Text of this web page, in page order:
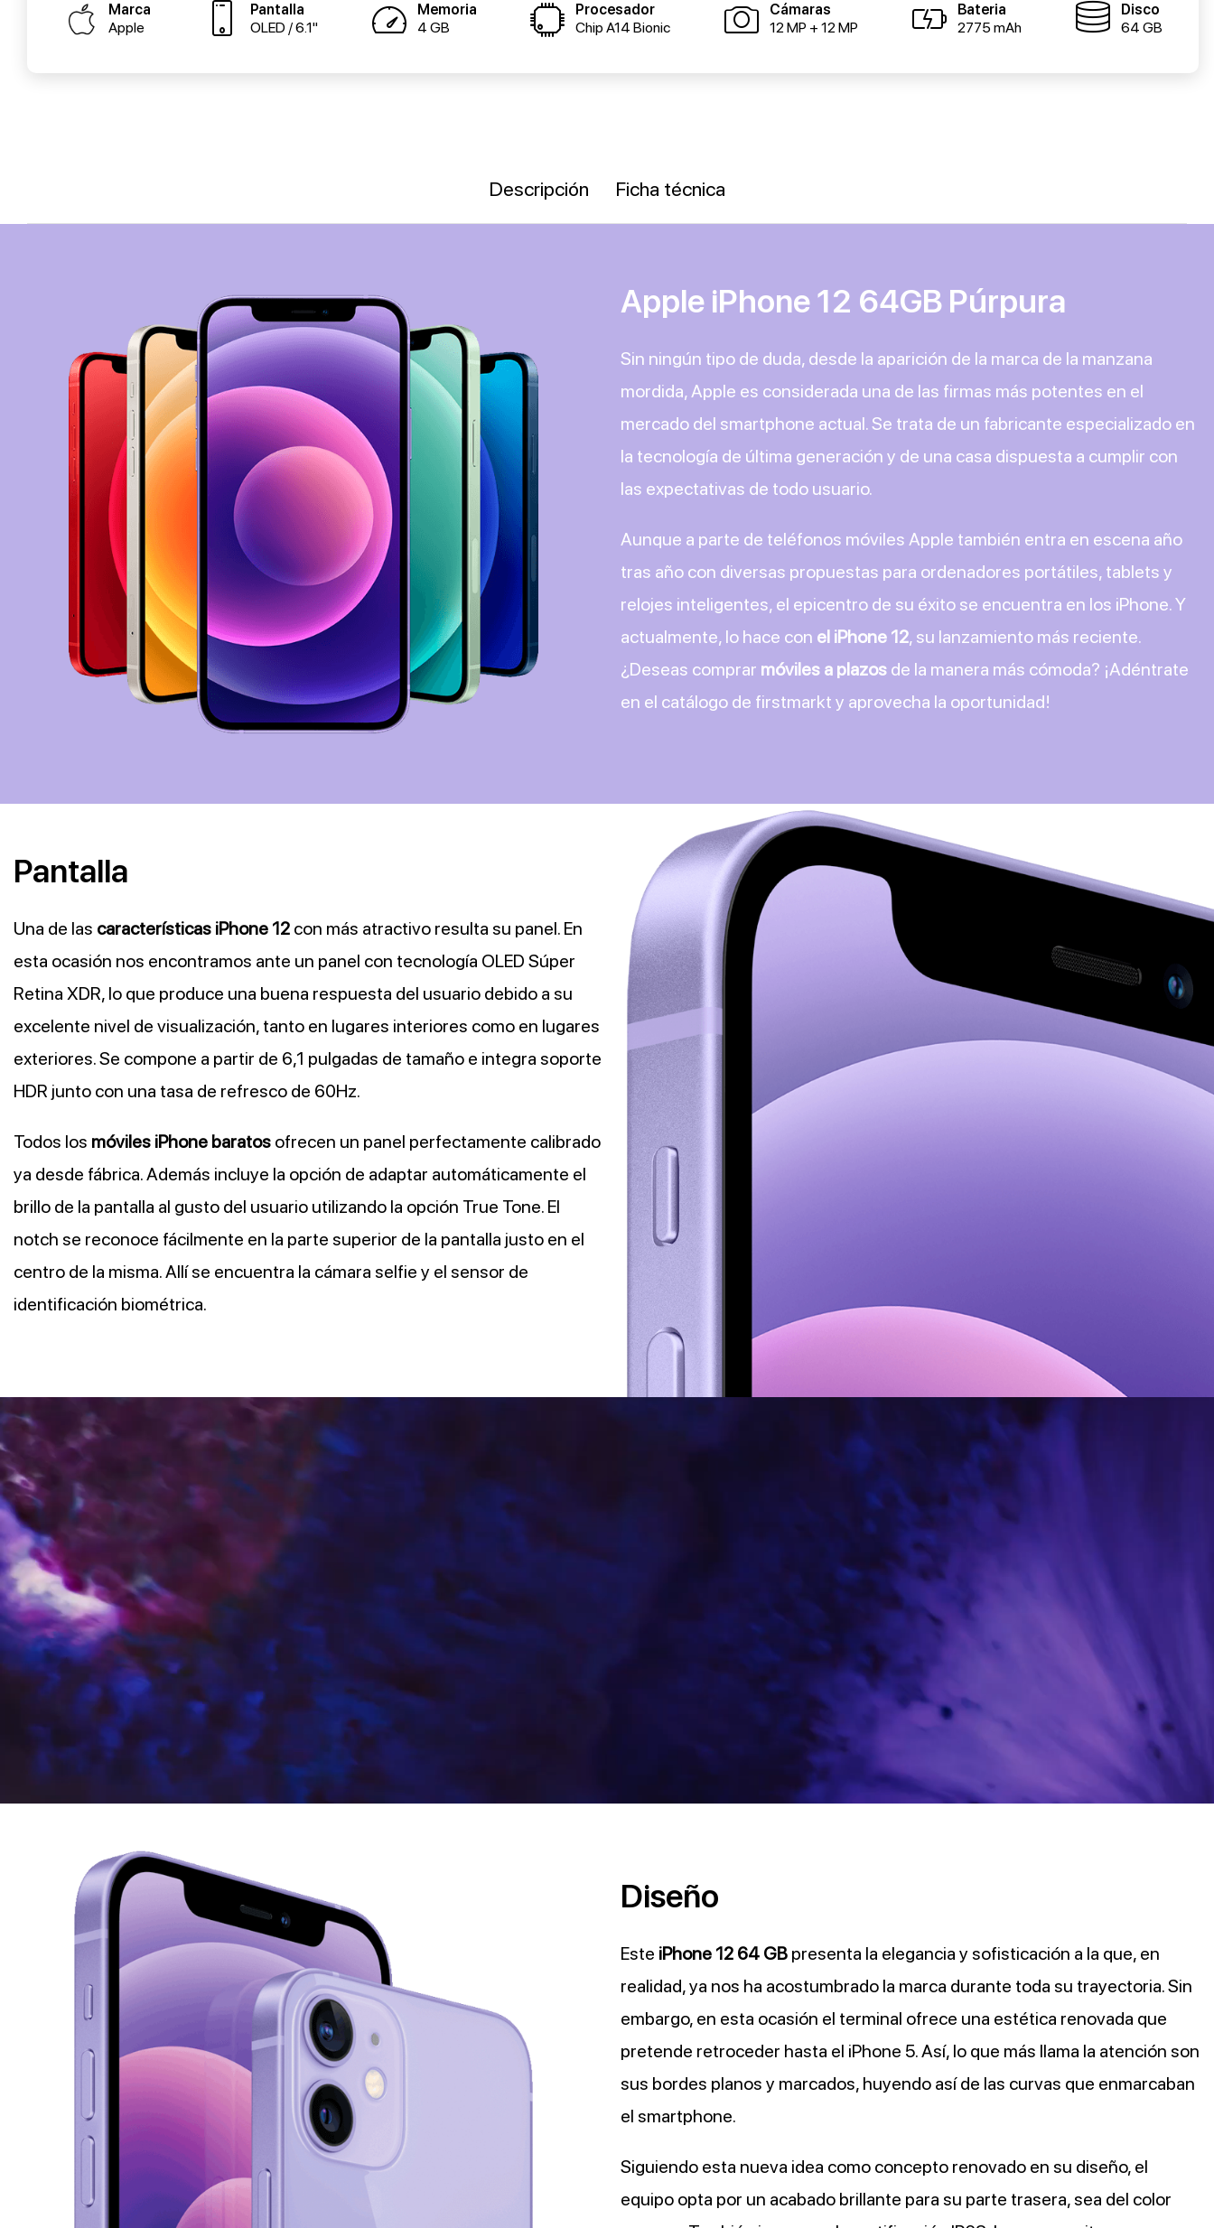
Marca
Apple
Pantalla
OLED / 6.1"
Memoria
4 GB
Procesador
Chip A14 Bionic
Cámaras
12 MP + 12 MP
Bateria
2775 mAh
Disco
64 GB
Descripción Ficha técnica
Apple iPhone 12 64GB Púrpura
Sin ningún tipo de duda, desde la aparición de la marca de la manzana
mordida, Apple es considerada una de las firmas más potentes en el
mercado del smartphone actual. Se trata de un fabricante especializado en
la tecnología de última generación y de una casa dispuesta a cumplir con
las expectativas de todo usuario.
Aunque a parte de teléfonos móviles Apple también entra en escena año
tras año con diversas propuestas para ordenadores portátiles, tablets y
relojes inteligentes, el epicentro de su éxito se encuentra en los iPhone. Y
actualmente, lo hace con el iPhone 12, su lanzamiento más reciente.
¿Deseas comprar móviles a plazos de la manera más cómoda? ¡Adéntrate
en el catálogo de firstmarkt y aprovecha la oportunidad!
Pantalla
Una de las características iPhone 12 con más atractivo resulta su panel. En
esta ocasión nos encontramos ante un panel con tecnología OLED Súper
Retina XDR, lo que produce una buena respuesta del usuario debido a su
excelente nivel de visualización, tanto en lugares interiores como en lugares
exteriores. Se compone a partir de 6,1 pulgadas de tamaño e integra soporte
HDR junto con una tasa de refresco de 60Hz.
Todos los móviles iPhone baratos ofrecen un panel perfectamente calibrado
ya desde fábrica. Además incluye la opción de adaptar automáticamente el
brillo de la pantalla al gusto del usuario utilizando la opción True Tone. El
notch se reconoce fácilmente en la parte superior de la pantalla justo en el
centro de la misma. Allí se encuentra la cámara selfie y el sensor de
identificación biométrica.
Diseño
Este iPhone 12 64 GB presenta la elegancia y sofisticación a la que, en
realidad, ya nos ha acostumbrado la marca durante toda su trayectoria. Sin
embargo, en esta ocasión el terminal ofrece una estética renovada que
pretende retroceder hasta el iPhone 5. Así, lo que más llama la atención son
sus bordes planos y marcados, huyendo así de las curvas que enmarcaban
el smartphone.
Siguiendo esta nueva idea como concepto renovado en su diseño, el
equipo opta por un acabado brillante para su parte trasera, sea del color